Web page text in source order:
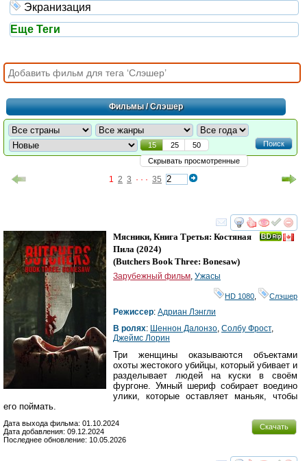
Экранизация
Еще Теги
Фильмы/ Слэшер
Поиск
15 25
50
Скрывать просмотренные
1 2 3 · · · 35
смотреть
Мясники, Книга Третья: Костяная
Пила (2024)
(Butchers Book Three: Bonesaw)
Зарубежный фильм, Ужасы
HD 1080 Слэшер
Режиссер: Адриан Лэнгли
В ролях: Шеннон Далонзо, Cолбy Фрост,
Джеймс Лорин
Три женщины оказываются объектами
охоты жестокого убийцы, который убивает и
разделывает людей на куски в своём
фургоне. Умный шериф собирает воедино
улики, которые оставляет маньяк, чтобы
его поймать.
Скачать
Дата выхода фильма: 01.10.2024
Дата добавления: 09.12.2024
Последнее обновление: 10.05.2026